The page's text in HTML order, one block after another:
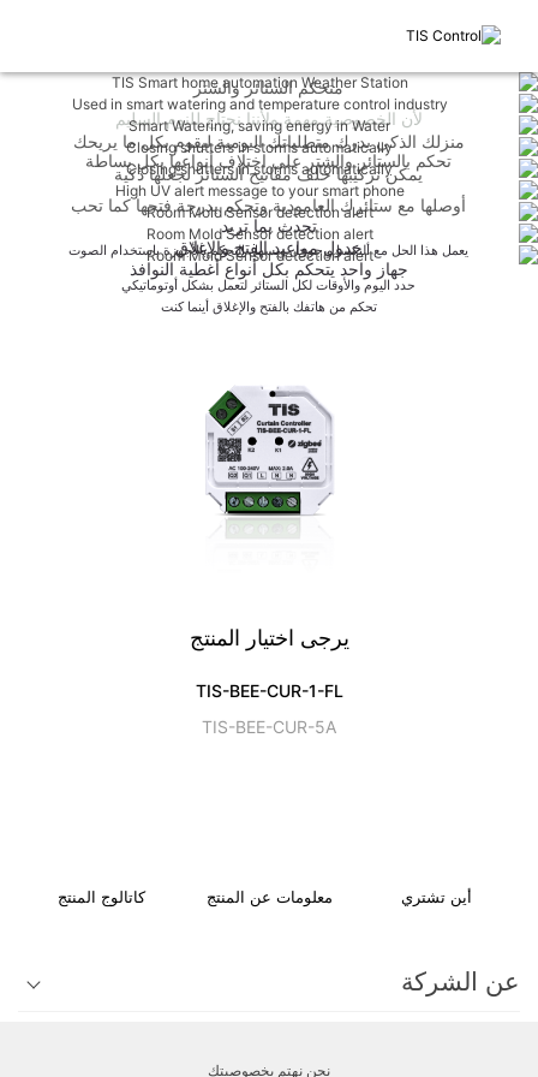
متحكم الستائر والشتر
لأن الخصوصية مهمة ولأننا نحتاج للنوم السليم
منزلك الذكي يدرك متطلباتك اليومية ليقوم بكل ما يريحك
تحكم بالستائر والشتر على اختلاف أنواعها بكل بساطة
يمكن تركيبها خلف مفاتيح الستائر لجعلها ذكية
أوصلها مع ستائرك العامودية وتحكم بدرجة فتحها كما تحب
تحدث بما تريد
يعمل هذا الحل مع أليكسا و جوجل ويسهل التحكم بالأجهزة باستخدام الصوت
جدول مواعيد الفتح والإغلاق
حدد اليوم والأوقات لكل الستائر لتعمل بشكل أوتوماتيكي
جهاز واحد يتحكم بكل أنواع أغطية النوافذ
تحكم من هاتفك بالفتح والإغلاق أينما كنت
يرجى اختيار المنتج
TIS-BEE-CUR-1-FL
TIS-BEE-CUR-5A
أين تشتري معلومات عن المنتج كاتالوج المنتج
عن الشركة
نحن نهتم بخصوصيتك